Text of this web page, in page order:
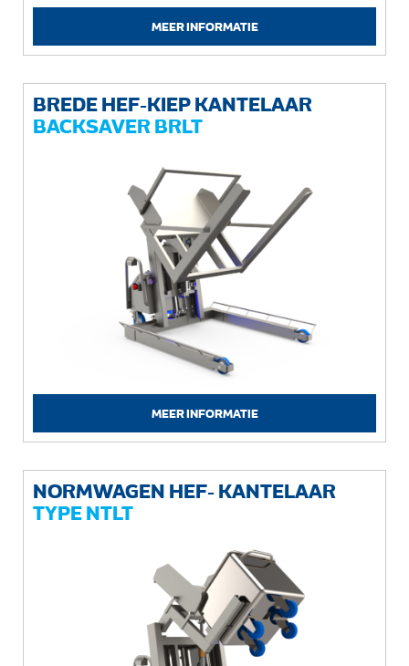
MEER INFORMATIE
BREDE HEF-KIEP KANTELAAR
BACKSAVER BRLT
MEER INFORMATIE
NORMWAGEN HEF- KANTELAAR
TYPE NTLT